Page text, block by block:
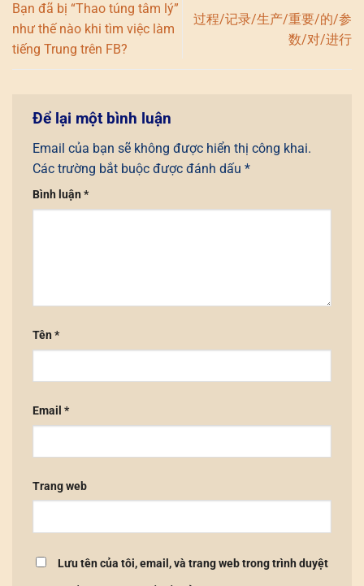
Bạn đã bị “Thao túng tâm lý”
như thế nào khi tìm việc làm
tiếng Trung trên FB?
过程/记录/生产/重要/的/参
数/对/进行
Để lại một bình luận
Email của bạn sẽ không được hiển thị công khai.
Các trường bắt buộc được đánh dấu *
Bình luận *
Tên *
Email *
Trang web
Lưu tên của tôi, email, và trang web trong trình duyệt